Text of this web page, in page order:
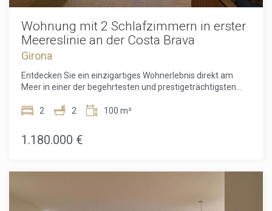
Wohnung mit 2 Schlafzimmern in erster
Meereslinie an der Costa Brava
Girona
Entdecken Sie ein einzigartiges Wohnerlebnis direkt am
Meer in einer der begehrtesten und prestigeträchtigsten
Wohnung in absoluter Spitzenlage bietet einen
sorgfältiges Design und eine beneidenswerte Lage zu
einem ganz besonderen Zuhause verschmelzen. Das vom
Raum integrieren.Im Inneren verfügt das Domizil über zwei
2 2 100 m²
1.180.000 €